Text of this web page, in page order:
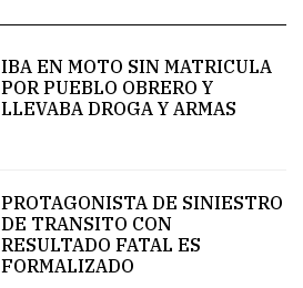
IBA EN MOTO SIN MATRICULA
POR PUEBLO OBRERO Y
LLEVABA DROGA Y ARMAS
PROTAGONISTA DE SINIESTRO
DE TRANSITO CON
RESULTADO FATAL ES
FORMALIZADO